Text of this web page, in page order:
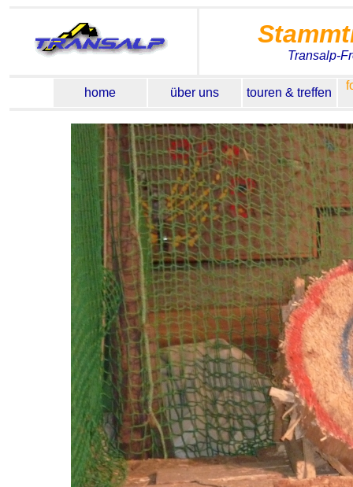
Transalp-
home über uns touren & treffen